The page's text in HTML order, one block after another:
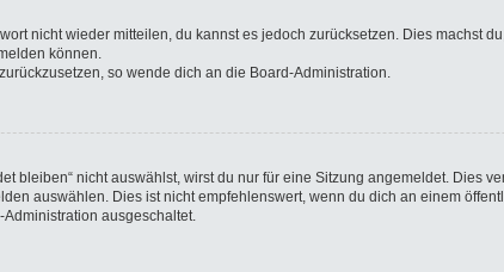
nicht wieder mitteilen, du kannst es jedoch zurücksetzen. Dies machst
können.
so wende dich an die Board-Administration.
bleiben“ nicht auswählst, wirst du nur für eine Sitzung angemeldet.
auswählen. Dies ist nicht empfehlenswert, wenn du dich an einem
ausgeschaltet.